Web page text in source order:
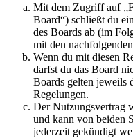
Mit dem Zugriff auf
Board“) schließt du
des Boards ab (im
mit den
Wenn du mit diesen
darfst du das Board
Boards gelten jeweils
Regelungen.
Der Nutzungsvertrag
und kann von beiden
jederzeit gekündigt